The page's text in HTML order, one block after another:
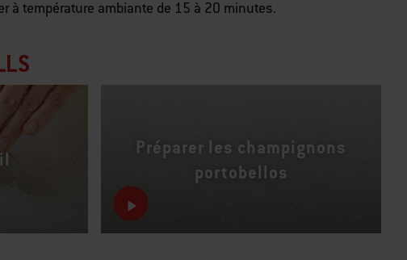
à température ambiante de 15 à 20 minutes.
Préparer les champignons
portobellos